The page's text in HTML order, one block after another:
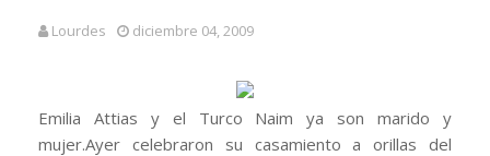
Lourdes diciembre 04, 2009
Emilia Attias y el Turco Naim ya son marido y
mujer.Ayer celebraron su casamiento a orillas del